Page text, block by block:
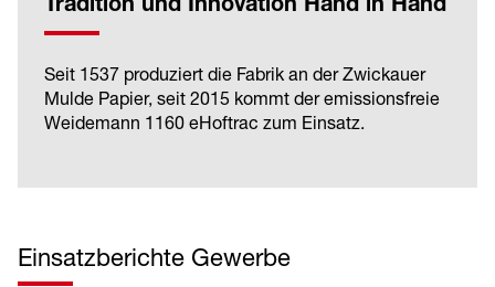
Tradition und Innovation Hand in Hand
Seit 1537 produziert die Fabrik an der Zwickauer
Mulde Papier, seit 2015 kommt der emissionsfreie
Weidemann 1160 eHoftrac zum Einsatz.
Einsatzberichte Gewerbe